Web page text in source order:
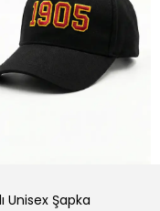
Unisex Şapka